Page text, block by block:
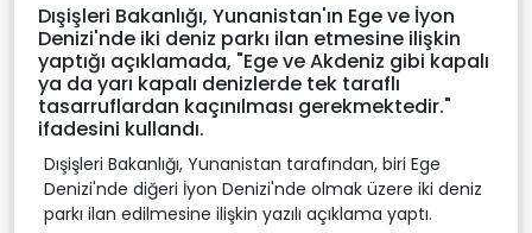
Dışişleri Bakanlığı, Yunanistan'ın Ege ve İyon
Denizi'nde iki deniz parkı ilan etmesine ilişkin
yaptığı açıklamada, "Ege ve Akdeniz gibi kapalı
ya da yarı kapalı denizlerde tek taraflı
tasarruflardan kaçınılması gerekmektedir."
ifadesini kullandı.
Dışişleri Bakanlığı, Yunanistan tarafından, biri Ege
Denizi'nde diğeri İyon Denizi'nde olmak üzere iki deniz
parkı ilan edilmesine ilişkin yazılı açıklama yaptı.